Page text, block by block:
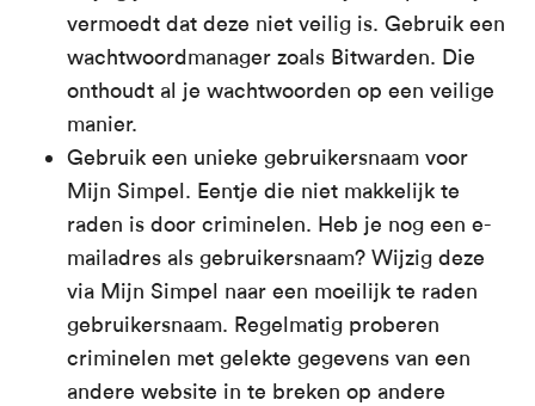
vermoedt dat deze niet veilig is. Gebruik een
wachtwoordmanager zoals Bitwarden. Die
onthoudt al je wachtwoorden op een veilige
manier.
Gebruik een unieke gebruikersnaam voor
Mijn Simpel. Eentje die niet makkelijk te
raden is door criminelen. Heb je nog een e-
mailadres als gebruikersnaam? Wijzig deze
via Mijn Simpel naar een moeilijk te raden
gebruikersnaam. Regelmatig proberen
criminelen met gelekte gegevens van een
andere website in te breken op andere